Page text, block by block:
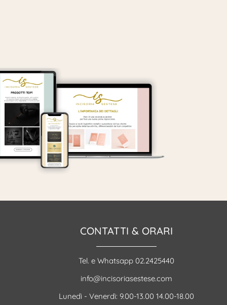
CONTATTI & ORARI
Tel. e Whatsapp 02.2425440
info@incisoriasestese.com
Lunedì - Venerdì: 9.00-13.00 14.00-18.00